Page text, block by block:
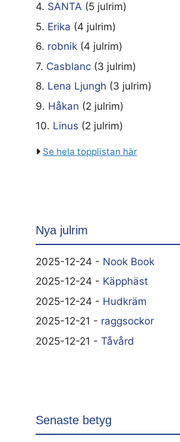
4. SANTA (5 julrim)
5. Erika (4 julrim)
6. robnik (4 julrim)
7. Casblanc (3 julrim)
8. Lena Ljungh (3 julrim)
9. Håkan (2 julrim)
10. Linus (2 julrim)
Se hela topplistan här
Nya julrim
2025-12-24 - Nook Book
2025-12-24 - Käpphäst
2025-12-24 - Hudkräm
2025-12-21 - raggsockor
2025-12-21 - Tåvård
Senaste betyg